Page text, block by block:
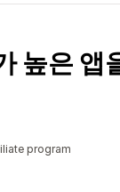
높은 앱
program